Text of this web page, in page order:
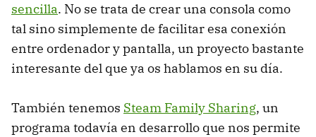
sencilla. No se trata de crear una consola como
tal sino simplemente de facilitar esa conexión
entre ordenador y pantalla, un proyecto bastante
interesante del que ya os hablamos en su día.
También tenemos Steam Family Sharing, un
programa todavía en desarrollo que nos permite